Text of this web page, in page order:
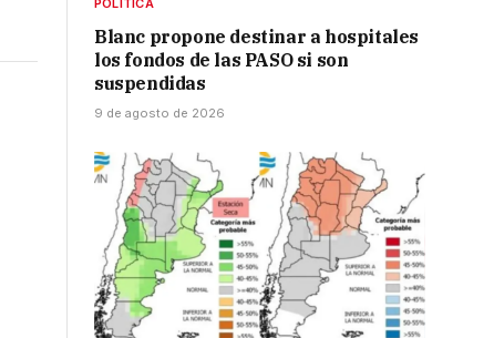
POLÍTICA
Blanc propone destinar a hospitales
los fondos de las PASO si son
suspendidas
9 de agosto de 2026